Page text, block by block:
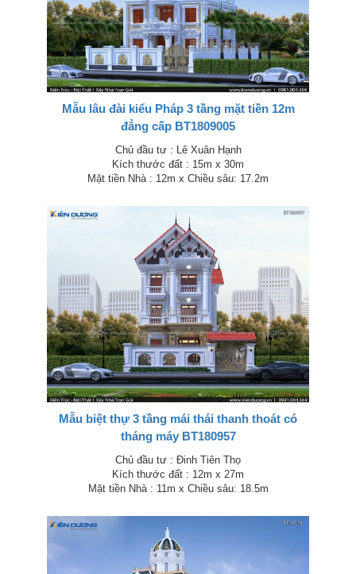
Mẫu lâu đài kiểu Pháp 3 tầng mặt tiền 12m
đẳng cấp BT1809005
Chủ đầu tư : Lê Xuân Hạnh
Kích thước đất : 15m x 30m
Mặt tiền Nhà : 12m x Chiều sâu: 17.2m
Mẫu biệt thự 3 tầng mái thái thanh thoát có
tháng máy BT180957
Chủ đầu tư : Đinh Tiên Thọ
Kích thước đất : 12m x 27m
Mặt tiền Nhà : 11m x Chiều sâu: 18.5m